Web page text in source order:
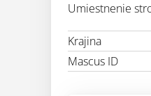
Umiestnenie
Krajina
Mascus ID